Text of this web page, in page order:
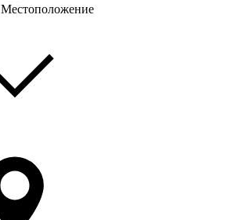
Местоположение